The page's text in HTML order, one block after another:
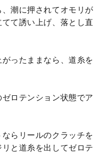
潮に押されてオモリが
て誘い上げ、落とし直
ったままなら、道糸を
ロテンション状態でア
らリールのクラッチを
と道糸を出してゼロテ